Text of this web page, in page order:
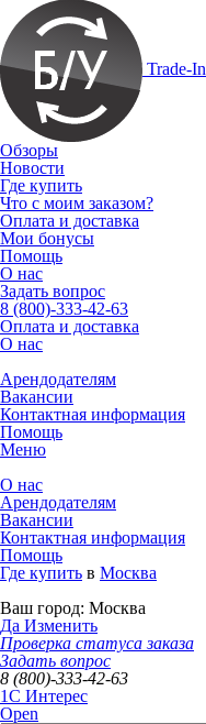
Trade-In
Обзоры
Новости
Где купить
Что с моим заказом?
Оплата и доставка
Мои бонусы
Помощь
О нас
Задать вопрос
8 (800)-333-42-63
Оплата и доставка
О нас
Арендодателям
Вакансии
Контактная информация
Помощь
Меню
О нас
Арендодателям
Вакансии
Контактная информация
Помощь
Где купить в Москва
Ваш город: Москва
Да Изменить
Проверка статуса заказа
Задать вопрос
8 (800)-333-42-63
1C Интерес
Open